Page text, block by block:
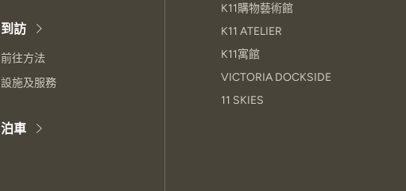
到訪
前往方法
設施及服務
泊車
K11購物藝術館
K11 ATELIER
K11寓館
VICTORIA DOCKSIDE
11 SKIES